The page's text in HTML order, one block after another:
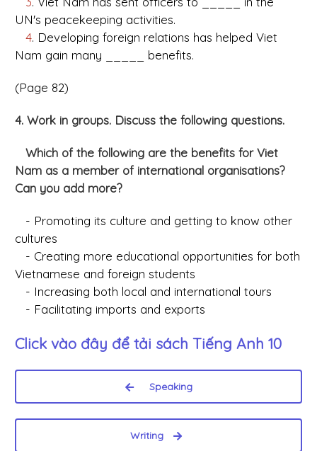
UN's peacekeeping activities.
4. Developing foreign relations has helped Viet
Nam gain many _____ benefits.
(Page 82)
4. Work in groups. Discuss the following questions.
Which of the following are the benefits for Viet
Nam as a member of international organisations?
Can you add more?
- Promoting its culture and getting to know other
cultures
- Creating more educational opportunities for both
Vietnamese and foreign students
- Increasing both local and international tours
- Facilitating imports and exports
Click vào đây để tải sách Tiếng Anh 10
Speaking
Writing